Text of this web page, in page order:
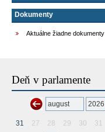
Dokumenty
Aktuálne žiadne dokumenty
Deň v parlamente
31 27 28 29 30 31